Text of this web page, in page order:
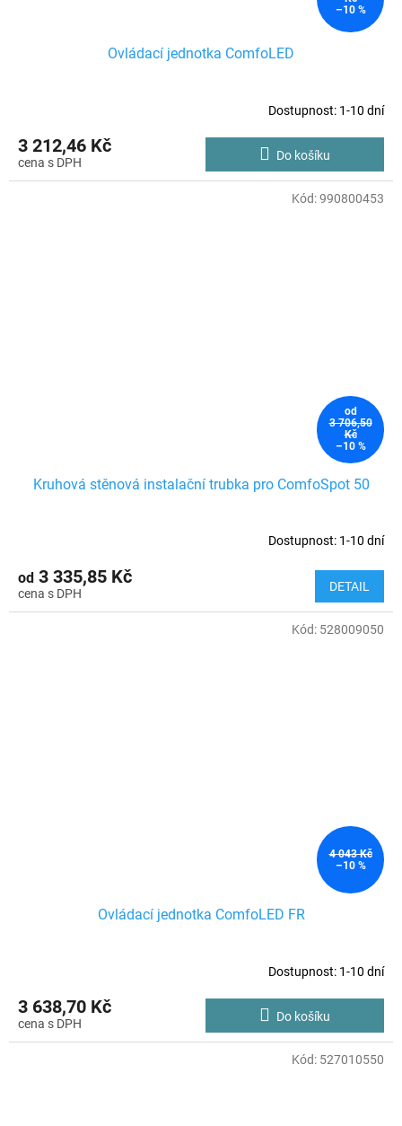
–10 %
Ovládací jednotka ComfoLED
Dostupnost: 1-10 dní
3 212,46 Kč Do košíku
od
3 706,50
Kč
–10 %
Kruhová stěnová instalační trubka pro ComfoSpot 50
Dostupnost: 1-10 dní
od 3 335,85 Kč DETAIL
Kód:990800453
4 043 Kč
–10 %
Ovládací jednotka ComfoLED FR
Dostupnost: 1-10 dní
3 638,70 Kč Do košíku
Kód: 528009050
Kód: 527010550